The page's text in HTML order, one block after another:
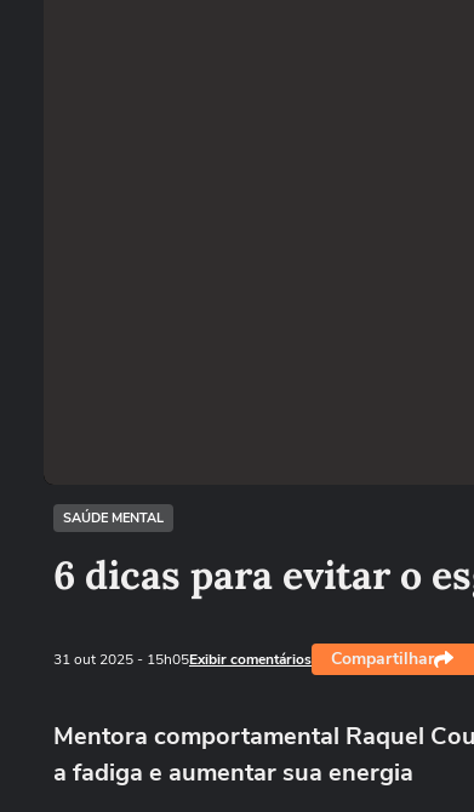
SAÚDE MENTAL
6 dicas para evitar o
31 out 2025- 15h05Exibir comentários Compartilhar
Mentora comportamental Raquel
a fadiga e aumentar sua energia